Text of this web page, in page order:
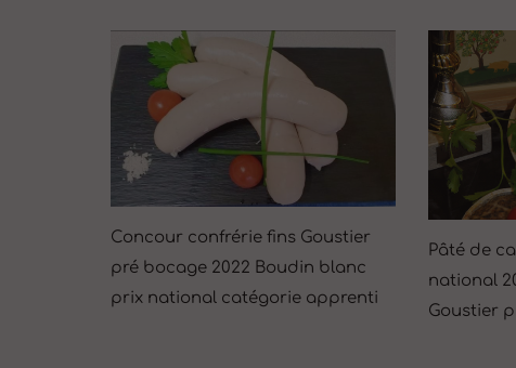
Concour confrérie fins Goustier
pré bocage 2022 Boudin blanc
prix national catégorie apprenti
Pâté de
national
Goustier